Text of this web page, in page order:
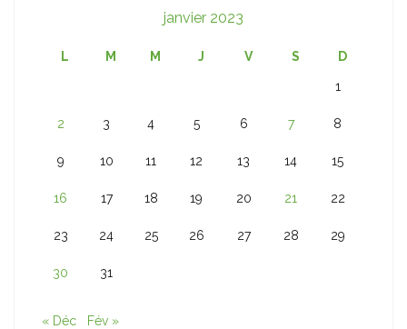
janvier 2023
L M M J V S D
1
2 3 4 5 6 7 8
9 10 11 12 13 14 15
16 17 18 19 20 21 22
23 24 25 26 27 28 29
30 31
« Déc Fév »